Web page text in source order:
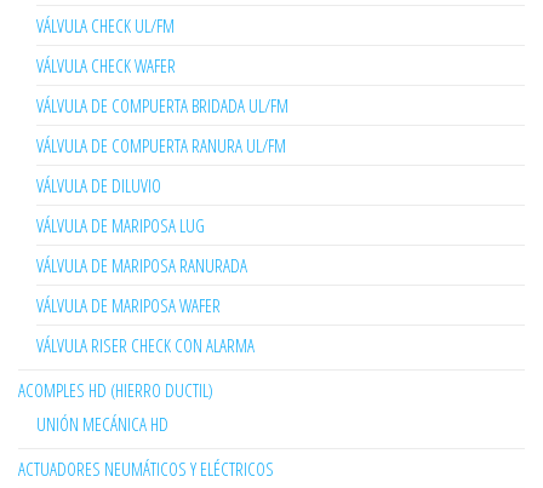
VÁLVULA CHECK UL/FM
VÁLVULA CHECK WAFER
VÁLVULA DE COMPUERTA BRIDADA UL/FM
VÁLVULA DE COMPUERTA RANURA UL/FM
VÁLVULA DE DILUVIO
VÁLVULA DE MARIPOSA LUG
VÁLVULA DE MARIPOSA RANURADA
VÁLVULA DE MARIPOSA WAFER
VÁLVULA RISER CHECK CON ALARMA
ACOMPLES HD (HIERRO DUCTIL)
UNIÓN MECÁNICA HD
ACTUADORES NEUMÁTICOS Y ELÉCTRICOS